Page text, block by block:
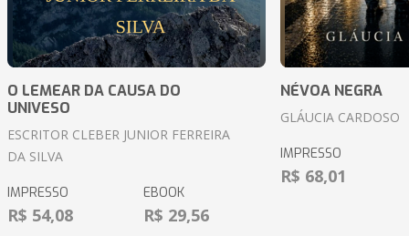
O LEMEAR DA CAUSA DO
UNIVESO
ESCRITOR CLEBER JUNIOR FERREIRA
DA SILVA
IMPRESSO
R$ 54,08
EBOOK
R$ 29,56
NÉVOA NEGRA
GLÁUCIA CARDOSO
IMPRESSO
R$ 68,01